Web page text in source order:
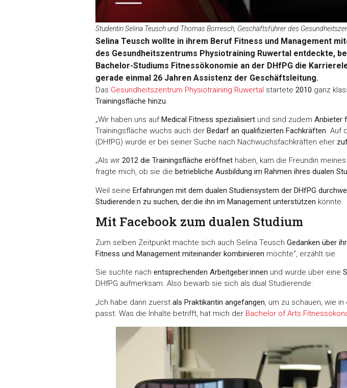
Studentin Selina Teusch und Thomas Borresch, Geschäftsführer des
Selina Teusch wollte in ihrem Beruf Fitness und Management
des Gesundheitszentrums Physiotraining Ruwertal entdeckte,
Bachelor-Studiums Fitnessökonomie an der DHfPG die
gerade einmal 26 Jahren Assistenz der Geschäftsleitung.
Das Gesundheitszentrum Physiotraining Ruwertal startete 2010 ganz
Trainingsfläche hinzu
„Wir haben uns aufMedical Fitness spezialisiert und sind zudem Anbieter
Trainingsfläche wuchs auch der Bedarf an qualifizierten Fachkräften. Auf
(DHfPG) wurde er bei seiner Suche nach Nachwuchsfachkräften eher
„Als wir 2012 die Trainingsfläche eröffnet haben, kam die Freundin
fragte mich, ob sie die betriebliche Ausbildung im Rahmen ihres dualen
Weil seine Erfahrungen mit dem dualen Studiensystem der DHfPG
Studierende:n zu suchen, der:die ihn im Management unterstützen könnte.
Mit Facebook zum dualen Studium
Zum selben Zeitpunkt machte sich auch Selina Teusch Gedanken über
Fitness und Management miteinander kombinieren möchte“, erzählt sie.
Sie suchte nach entsprechenden Arbeitgeber:innen und wurde über eine
DHfPG aufmerksam. Also bewarb sie sich als dual Studierende.
„Ich habe dann zuerst als Praktikantin angefangen, um zu schauen, wie
passt. Was die Inhalte betrifft, hat mich der Bachelor of Arts